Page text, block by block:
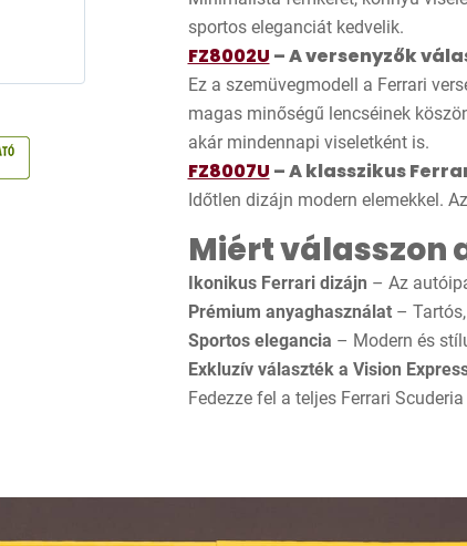
sportos eleganciát kedvelik.
FZ8002U – A versenyzők
Ez a szemüvegmodell a Ferrari
magas minőségű lencséinek
akár mindennapi viseletként is.
FZ8007U – A klasszikus
Időtlen dizájn modern elemekkel.
Miért válasszon
Ikonikus Ferrari dizájn – Az
Prémium anyaghasználat– Tartós,
Sportos elegancia – Modern és
Exkluzív választék a Vision
Fedezze fel a teljes Ferrari